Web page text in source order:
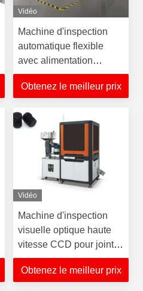
Vidéo
Machine d'inspection
automatique flexible
avec alimentation
robotisée pour grands
joints toriques
Obtenez le meilleur prix
Vidéo
Machine d'inspection
visuelle optique haute
vitesse CCD pour joints
en caoutchouc
Obtenez le meilleur prix